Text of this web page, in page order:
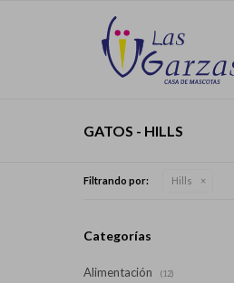
GATOS - HILLS
Filtrando por: Hills
Categorías
Alimentación (12)